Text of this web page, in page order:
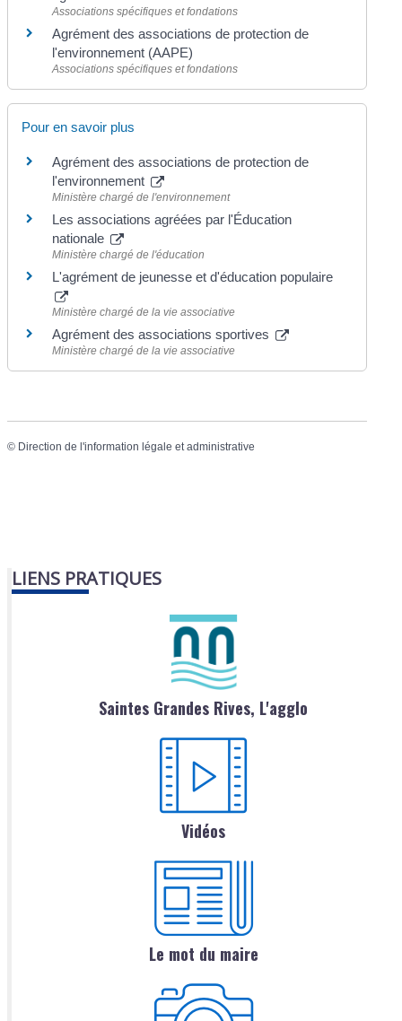
Associations spécifiques et fondations
Agrément des associations de protection de
l'environnement (AAPE)
Associations spécifiques et fondations
Pour en savoir plus
Agrément des associations de protection de
l'environnement
Ministère chargé de l'environnement
Les associations agréées par l'Éducation
nationale
Ministère chargé de l'éducation
L'agrément de jeunesse et d'éducation populaire
Ministère chargé de la vie associative
Agrément des associations sportives
Ministère chargé de la vie associative
© Direction de l'information légale et administrative
LIENS PRATIQUES
Saintes Grandes Rives, L'agglo
Vidéos
Le mot du maire